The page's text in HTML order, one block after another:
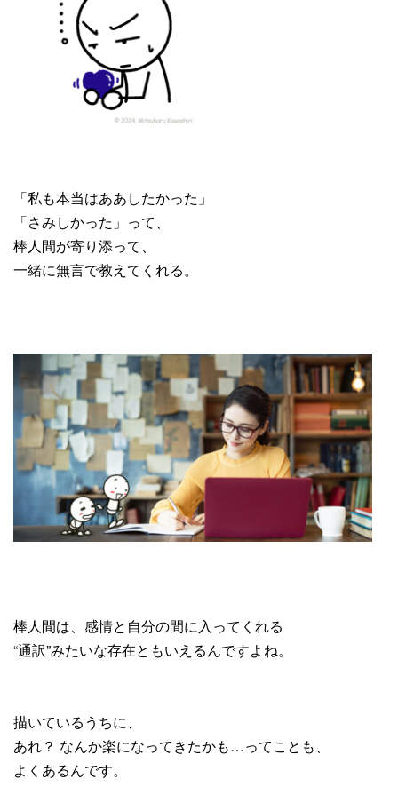
「私も本当はああしたかった」
「さみしかった」って、
棒人間が寄り添って、
一緒に無言で教えてくれる。
棒人間は、感情と自分の間に入ってくれる
“通訳”みたいな存在ともいえるんですよね。
描いているうちに、
あれ？ なんか楽になってきたかも…ってことも、
よくあるんです。